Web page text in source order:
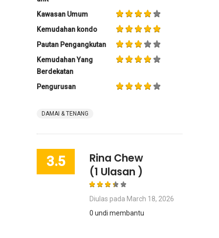
Kawasan Umum
Kemudahan kondo
Pautan Pengangkutan
Kemudahan Yang
Berdekatan
Pengurusan
DAMAI & TENANG
3.5
Rina Chew
(1 Ulasan )
Diulas pada March 18, 2026
0 undi membantu